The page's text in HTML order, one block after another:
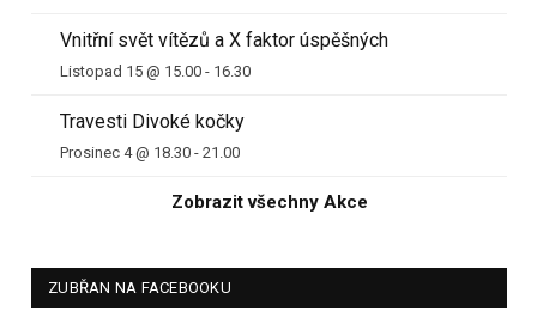
Vnitřní svět vítězů a X faktor úspěšných
Listopad 15 @ 15.00 - 16.30
Travesti Divoké kočky
Prosinec 4 @ 18.30 - 21.00
Zobrazit všechny Akce
ZUBŘAN NA FACEBOOKU